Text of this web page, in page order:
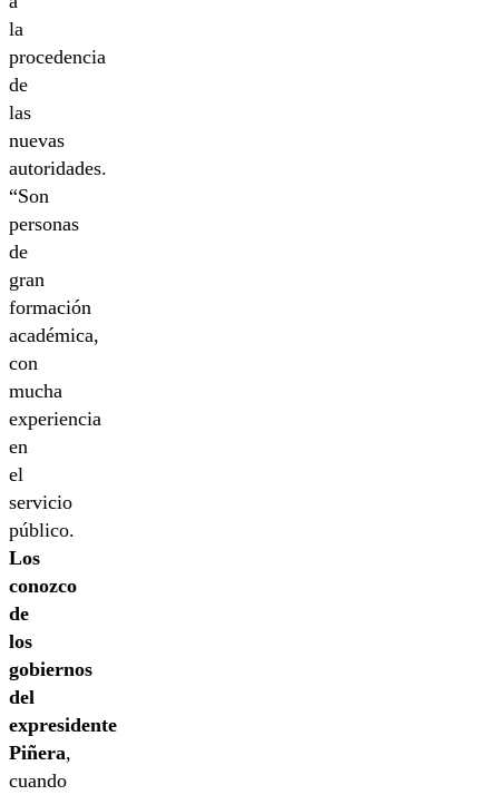
la
procedencia
de
las
nuevas
autoridades.
“Son
personas
de
gran
formación
académica,
con
mucha
experiencia
en
el
servicio
público.
Los
conozco
de
los
gobiernos
del
expresidente
Piñera,
cuando